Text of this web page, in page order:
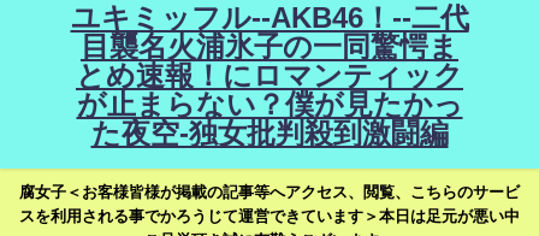
ユキミッフル--AKB46！--二代
目襲名火浦氷子の一同驚愕ま
とめ速報！にロマンティック
が止まらない？僕が見たかっ
た夜空-独女批判殺到激闘編
腐女子＜お客様皆様が掲載の記事等へアクセス、閲覧、こちらのサービ
スを利用される事でかろうじて運営できています＞本日は足元が悪い中